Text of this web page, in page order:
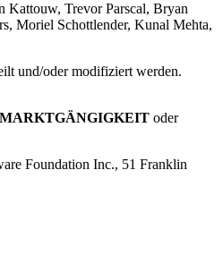
Kattouw, Trevor Parscal, Bryan
Moriel Schottlender, Kunal Mehta,
und/oder modifiziert werden.
MARKTGÄNGIGKEIT oder
Foundation Inc., 51 Franklin